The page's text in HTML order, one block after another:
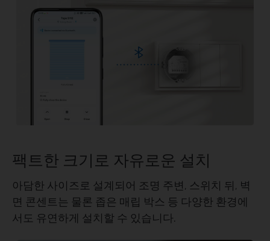
팩트한 크기로 자유로운 설치
아담한 사이즈로 설계되어 조명 주변, 스위치 뒤, 벽
면 콘센트는 물론 좁은 매립 박스 등 다양한 환경에
서도 유연하게 설치할 수 있습니다.